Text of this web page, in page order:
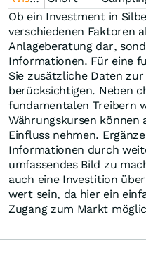
Ob ein Investment in
verschiedenen Faktoren
Anlageberatung dar,
Informationen. Für eine
Sie zusätzliche Daten
berücksichtigen. Neben
fundamentalen Treibern
Währungskursen können
Einfluss nehmen.
Informationen durch
umfassendes Bild zu
auch eine Investition
wert sein, da hier ein
Zugang zum Markt